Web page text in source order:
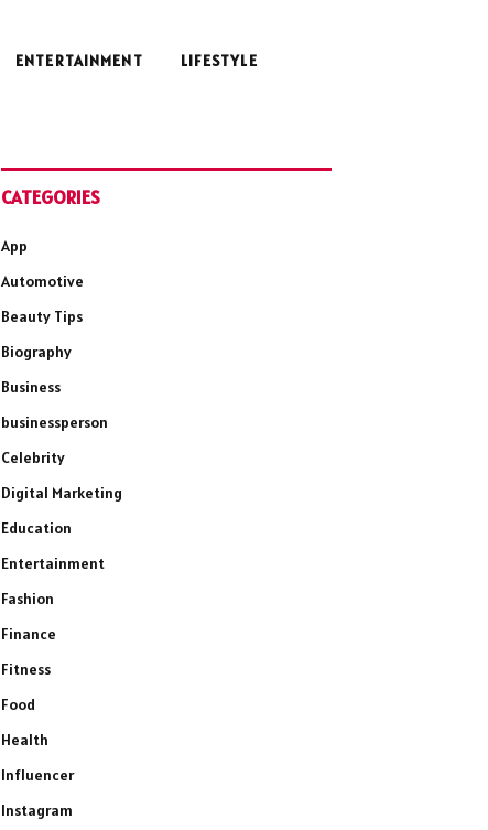
ENTERTAINMENT LIFESTYLE
CATEGORIES
App
Automotive
Beauty Tips
Biography
Business
businessperson
Celebrity
Digital Marketing
Education
Entertainment
Fashion
Finance
Fitness
Food
Health
Influencer
Instagram